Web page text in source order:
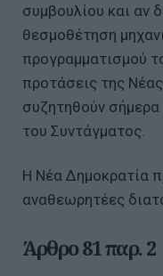
συμβουλίου και αν
θεσμοθέτηση
προγραμματισμού
προτάσεις της
συζητηθούν
του Συντάγματος.
Η Νέα Δημοκρατία
αναθεωρητέες
Άρθρο 81 παρ. 2